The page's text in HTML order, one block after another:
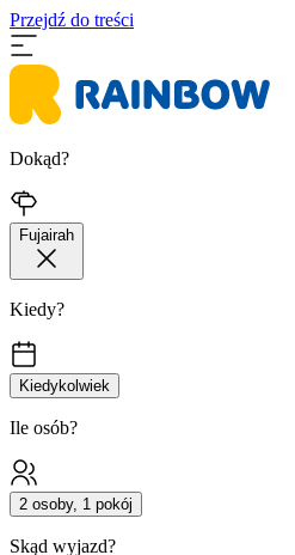
Przejdź do treści
Dokąd?
Fujairah
Kiedy?
Kiedykolwiek
Ile osób?
2 osoby, 1 pokój
Skąd wyjazd?